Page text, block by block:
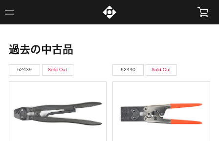
過去の中古品
52439 Sold Out 52440 Sold Out